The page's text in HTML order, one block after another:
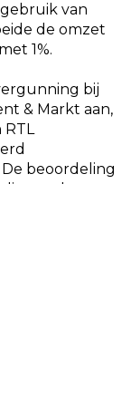
van
de omzet
1%.
bij
& Markt aan,
RTL
beoordeling
en het